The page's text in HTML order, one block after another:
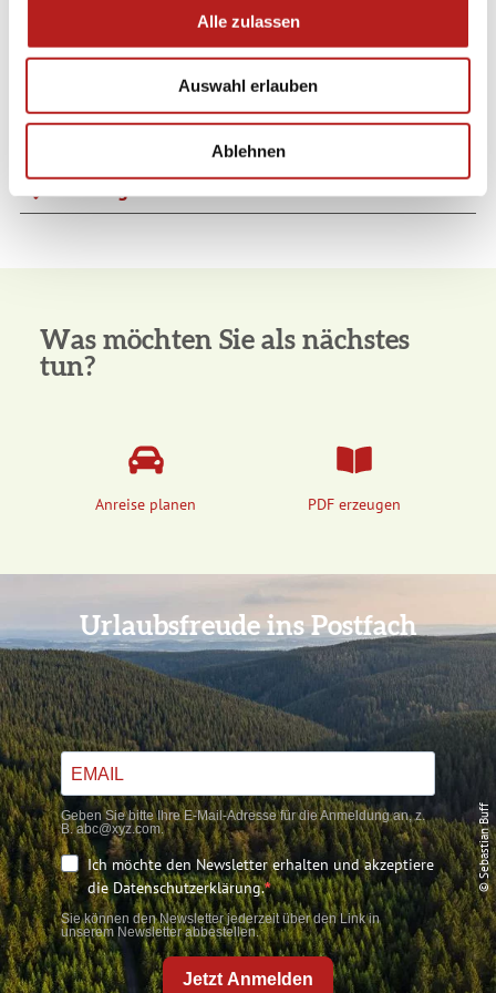
Alle zulassen
Auswahl erlauben
Ablehnen
Ruhetage
Was möchten Sie als nächstes
tun?
Anreise planen PDF erzeugen
© Sebastian Buff
Urlaubsfreude ins Postfach
Geben Sie bitte Ihre E-Mail-Adresse für die Anmeldung an, z.
B. abc@xyz.com.
Ich möchte den Newsletter erhalten und akzeptiere
die Datenschutzerklärung.
Sie können den Newsletter jederzeit über den Link in
unserem Newsletter abbestellen.
Jetzt Anmelden